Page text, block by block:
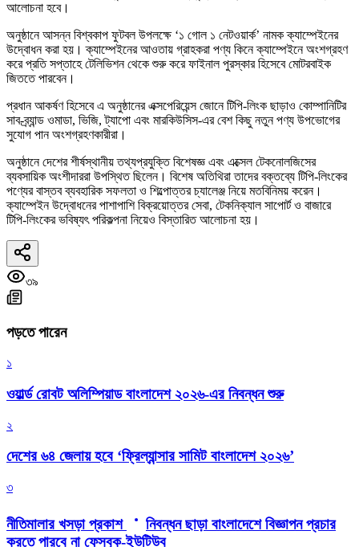
আলোচনা হবে।
অনুষ্ঠানে আসন্ন বিশ্বকাপ ফুটবল উপলক্ষে ‘১ গোল ১ নেটওয়ার্ক’ নামক ক্যাম্পেইনের
উদ্বোধন করা হয়। ক্যাম্পেইনের আওতায় গ্রাহকরা পণ্য কিনে ক্যাম্পেইনে অংশগ্রহণ
করে প্রতি সপ্তাহে টেলিভিশন থেকে শুরু করে ফাইনাল পুরস্কার হিসেবে মোটরবাইক
জিততে পারবেন।
প্রধান আকর্ষণ হিসেবে এ অনুষ্ঠানের এক্সপেরিয়েন্স জোনে টিপি-লিংক ছাড়াও কোম্পানিটির
সাব-ব্র্যান্ড ওমাডা, ভিজি, ট্যাপো এবং মারকিউসিস-এর বেশ কিছু নতুন পণ্য উপভোগের
সুযোগ পান অংশগ্রহণকারীরা।
অনুষ্ঠানে দেশের শীর্ষস্থানীয় তথ্যপ্রযুক্তি বিশেষজ্ঞ এবং এক্সেল টেকনোলজিসের
ব্যবসায়িক অংশীদাররা উপস্থিত ছিলেন। বিশেষ অতিথিরা তাদের বক্তব্যে টিপি-লিংকের
পণ্যের বাস্তব ব্যবহারিক সফলতা ও শিল্পোত্তর চ্যালেঞ্জ নিয়ে মতবিনিময় করেন।
ক্যাম্পেইন উদ্বোধনের পাশাপাশি বিক্রয়োত্তর সেবা, টেকনিক্যাল সাপোর্ট ও বাজারে
টিপি-লিংকের ভবিষ্যৎ পরিকল্পনা নিয়েও বিস্তারিত আলোচনা হয়।
৩৯
পড়তে পারেন
১
ওয়ার্ল্ড রোবট অলিম্পিয়াড বাংলাদেশ ২০২৬-এর নিবন্ধন শুরু
২
দেশের ৬৪ জেলায় হবে ‘ফ্রিল্যান্সার সামিট বাংলাদেশ ২০২৬’
৩
নীতিমালার খসড়া প্রকাশ
নিবন্ধন ছাড়া বাংলাদেশে বিজ্ঞাপন প্রচার
করতে পারবে না ফেসবুক-ইউটিউব